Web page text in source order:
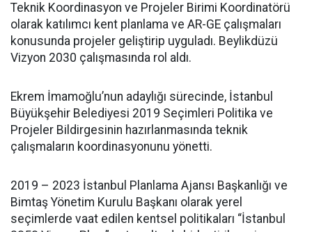
Teknik Koordinasyon ve Projeler Birimi Koordinatörü
olarak katılımcı kent planlama ve AR-GE çalışmaları
konusunda projeler geliştirip uyguladı. Beylikdüzü
Vizyon 2030 çalışmasında rol aldı.
Ekrem İmamoğlu’nun adaylığı sürecinde, İstanbul
Büyükşehir Belediyesi 2019 Seçimleri Politika ve
Projeler Bildirgesinin hazırlanmasında teknik
çalışmaların koordinasyonunu yönetti.
2019 – 2023 İstanbul Planlama Ajansı Başkanlığı ve
Bimtaş Yönetim Kurulu Başkanı olarak yerel
seçimlerde vaat edilen kentsel politikaları “İstanbul